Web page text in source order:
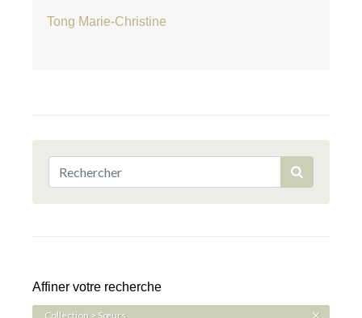
Tong Marie-Christine
Affiner votre recherche
Collection > Sœurs